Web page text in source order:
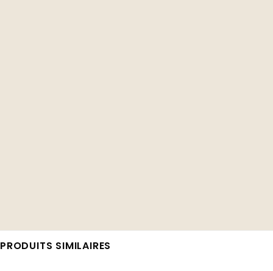
PRODUITS SIMILAIRES